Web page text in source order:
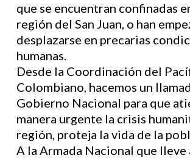
que se encuentran confinadas
región del San Juan, o han
desplazarse en precarias
humanas.
Desde la Coordinación del
Colombiano, hacemos un
Gobierno Nacional para que
manera urgente la crisis
región, proteja la vida de la
A la Armada Nacional que lleve